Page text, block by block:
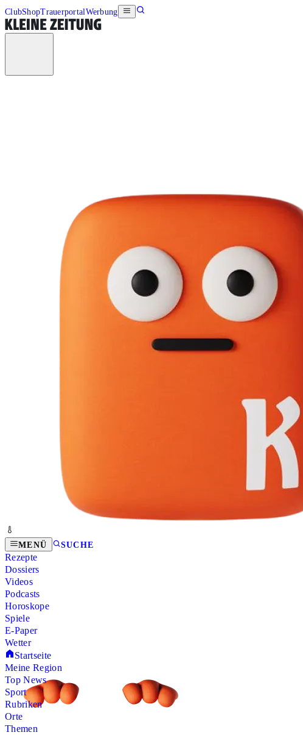
ClubShopTrauerportalWerbung
MENÜ SUCHE
Rezepte
Dossiers
Videos
Podcasts
Horoskope
Spiele
E-Paper
Wetter
Startseite
Meine Region
Top News
Sport
Rubriken
Orte
Themen